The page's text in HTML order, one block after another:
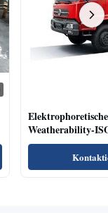
Weatherability-